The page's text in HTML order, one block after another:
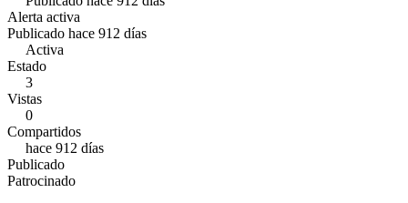
Alerta activa
Publicado hace 912 días
Activa
Estado
3
Vistas
0
Compartidos
hace 912 días
Publicado
Patrocinado